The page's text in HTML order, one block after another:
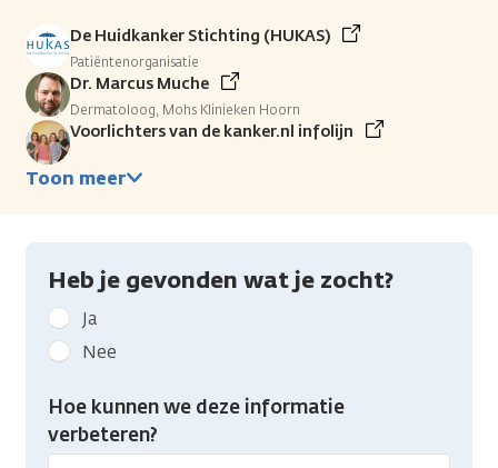
De Huidkanker Stichting (HUKAS)
Patiëntenorganisatie
Dr. Marcus Muche
Dermatoloog, Mohs Klinieken Hoorn
Voorlichters van de kanker.nl infolijn
Toon meer
Heb je gevonden wat je zocht?
Geef
kanker.nl
feedback:
Heb
gevonden
Ja
Nee
Hoe kunnen we deze informatie
verbeteren?